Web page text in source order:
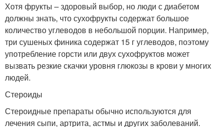
Хотя фрукты – здоровый выбор, но люди с диабетом
должны знать, что сухофрукты содержат большое
количество углеводов в небольшой порции. Например,
три сушеных финика содержат 15 г углеводов, поэтому
употребление горсти или двух сухофруктов может
вызвать резкие скачки уровня глюкозы в крови у многих
людей.
Стероиды
Стероидные препараты обычно используются для
лечения сыпи, артрита, астмы и других заболеваний.